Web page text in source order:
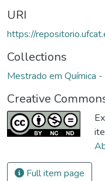
URI
https://
Collections
Mestrado em Química -
Creative
Full item page